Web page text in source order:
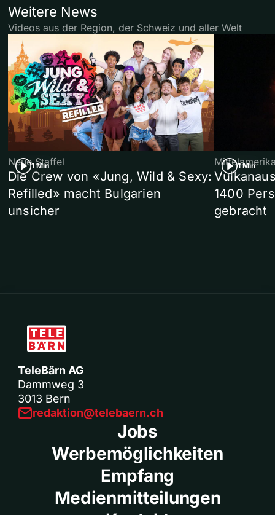
Weitere News
Videos aus der Region, der Schweiz und aller Welt
1 Min
Neue Staffel
Die Crew von «Jung, Wild & Sexy:
Refilled» macht Bulgarien
unsicher
1 Min
1400
gebracht
TeleBärn AG
Dammweg 3
3013 Bern
redaktion@telebaern.ch
Jobs
Werbemöglichkeiten
Empfang
Medienmitteilungen